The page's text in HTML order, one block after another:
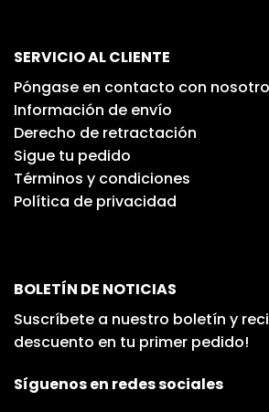
SERVICIO AL CLIENTE
Póngase en contacto con
Información de envío
Derecho de retractación
Sigue tu pedido
Términos y condiciones
Política de privacidad
BOLETÍN DE NOTICIAS
Suscríbete a nuestro boletín y
descuento en tu primer pedido!
Síguenos en redes sociales